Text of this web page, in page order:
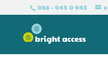
088 - 045 0 945